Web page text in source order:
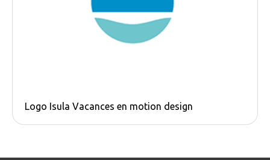
Logo Isula Vacances en motion design